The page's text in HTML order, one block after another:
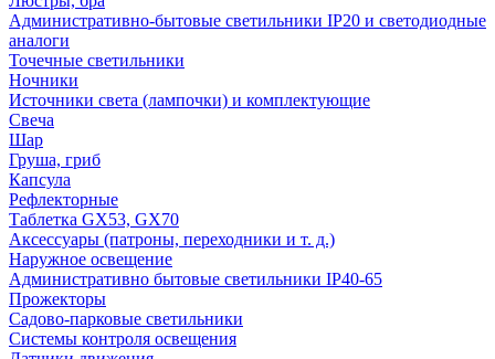
Административно-бытовые светильники IP20 и светодиодные
аналоги
Точечные светильники
Ночники
Источники света (лампочки) и комплектующие
Свеча
Шар
Груша, гриб
Капсула
Рефлекторные
Таблетка GX53, GX70
Аксессуары (патроны, переходники и т. д.)
Наружное освещение
Административно бытовые светильники IP40-65
Прожекторы
Садово-парковые светильники
Системы контроля освещения